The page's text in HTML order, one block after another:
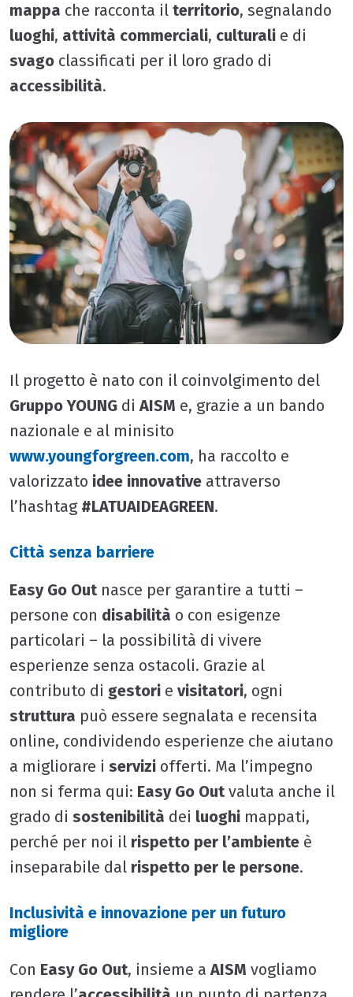
mappa che racconta il territorio, segnalando
luoghi, attività commerciali, culturali e di
svago classificati per il loro grado di
accessibilità.
Il progetto è nato con il coinvolgimento del
Gruppo YOUNG di AISM e, grazie a un bando
nazionale e al minisito
www.youngforgreen.com, ha raccolto e
valorizzato idee innovative attraverso
l’hashtag #LATUAIDEAGREEN.
Città senza barriere
Easy Go Outnasce per garantire a tutti –
persone con disabilità o con esigenze
particolari – la possibilità di vivere
esperienze senza ostacoli. Grazie al
contributo di gestori e visitatori, ogni
struttura può essere segnalata e recensita
online, condividendo esperienze che aiutano
a migliorare i servizi offerti. Ma l’impegno
non si ferma qui: Easy Go Outvaluta anche il
grado di sostenibilità dei luoghi mappati,
perché per noi il rispetto per l’ambiente è
inseparabile dal rispetto per le persone.
Inclusività e innovazione per un futuro
migliore
Con Easy Go Out, insieme a AISM vogliamo